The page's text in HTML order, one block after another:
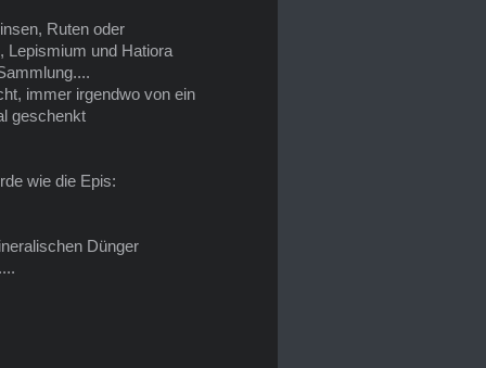
Ruten oder
Lepismium und Hatiora
immer irgendwo von ein
geschenkt
wie die Epis:
Dünger